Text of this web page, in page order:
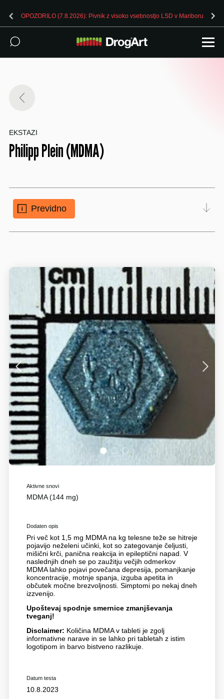
OPOZORILO (7.8.2026): Pivnik z visoko vsebnostjo LSD v Mariboru
EKSTAZI
Philipp Plein (MDMA)
Previdno
1 2 3
Aktivne snovi
MDMA (144 mg)
Dodaten opis
Pri več kot 1,5 mg MDMA na kg telesne teže se hitreje
pojavijo neželeni učinki, kot so zategovanje čeljusti,
mišični krči, panična reakcija in epileptični napad. V
naslednjih dneh se po zaužitju večjih odmerkov
MDMA lahko pojavi povečana depresija, pomanjkanje
koncentracije, motnje spanja, izguba apetita in
občutek močne brezvoljnosti. Simptomi po nekaj dneh
izzvenijo.
Upoštevaj spodnje smernice zmanjševanja
tveganj!
Disclaimer: Količina MDMA v tableti je zgolj
informativne narave in se lahko pri tabletah z istim
logotipom in barvo bistveno razlikuje.
Datum testa
10.8.2023